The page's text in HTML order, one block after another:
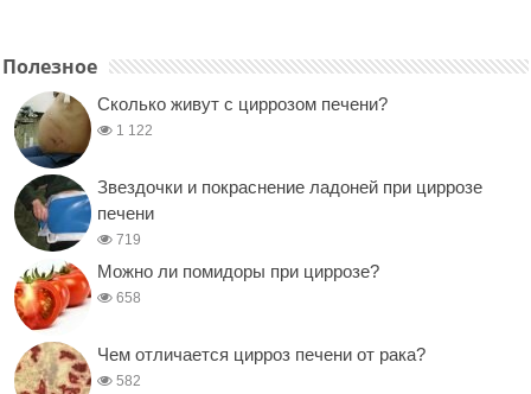
Полезное
Сколько живут с циррозом печени?
1 122
Звездочки и покраснение ладоней при циррозе
печени
719
Можно ли помидоры при циррозе?
658
Чем отличается цирроз печени от рака?
582